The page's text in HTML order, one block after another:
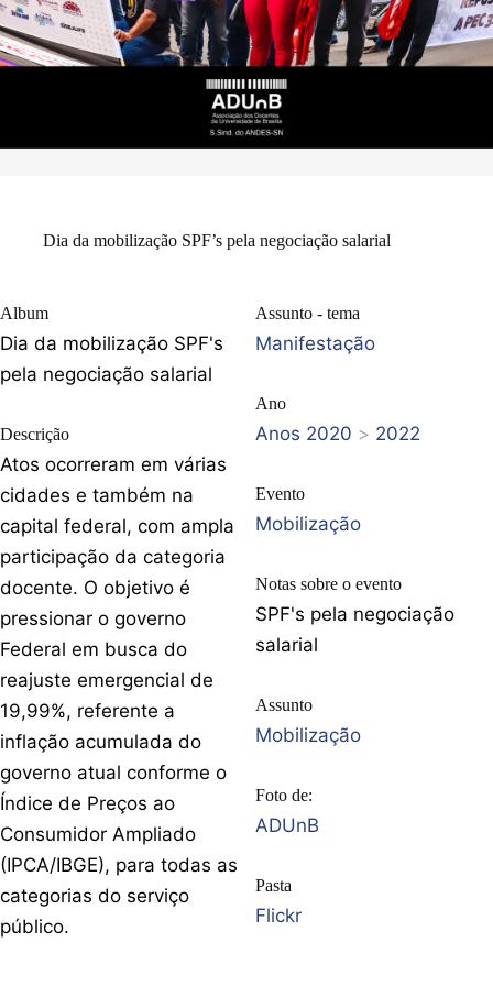
Dia da mobilização SPF’s pela negociação salarial
Album
Dia da mobilização SPF's
pela negociação salarial
Descrição
Atos ocorreram em várias
cidades e também na
capital federal, com ampla
participação da categoria
docente. O objetivo é
pressionar o governo
Federal em busca do
reajuste emergencial de
19,99%, referente a
inflação acumulada do
governo atual conforme o
Índice de Preços ao
Consumidor Ampliado
(IPCA/IBGE), para todas as
categorias do serviço
público.
Assunto - tema
Manifestação
Ano
Anos 2020 > 2022
Evento
Mobilização
Notas sobre o evento
SPF's pela negociação
salarial
Assunto
Mobilização
Foto de:
ADUnB
Pasta
Flickr